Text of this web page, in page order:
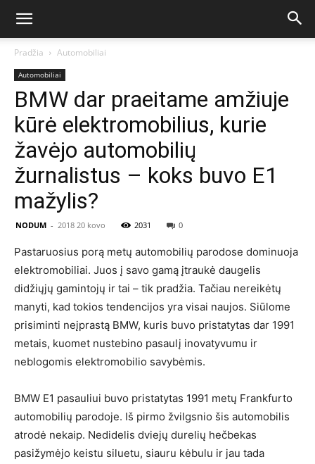
Pradžia Automobiliai
Automobiliai
BMW dar praeitame amžiuje
kūrė elektromobilius, kurie
žavėjo automobilių
žurnalistus – koks buvo E1
mažylis?
NODUM - 2018 20 kovo 2031 0
Pastaruosius porą metų automobilių parodose dominuoja
elektromobiliai. Juos į savo gamą įtraukė daugelis
didžiųjų gamintojų ir tai – tik pradžia. Tačiau nereikėtų
manyti, kad tokios tendencijos yra visai naujos. Siūlome
prisiminti neįprastą BMW, kuris buvo pristatytas dar 1991
metais, kuomet nustebino pasaulį inovatyvumu ir
neblogomis elektromobilio savybėmis.
BMW E1 pasauliui buvo pristatytas 1991 metų Frankfurto
automobilių parodoje. Iš pirmo žvilgsnio šis automobilis
atrodė nekaip. Nedidelis dviejų durelių hečbekas
pasižymėjo keistu siluetu, siauru kėbulu ir jau tada